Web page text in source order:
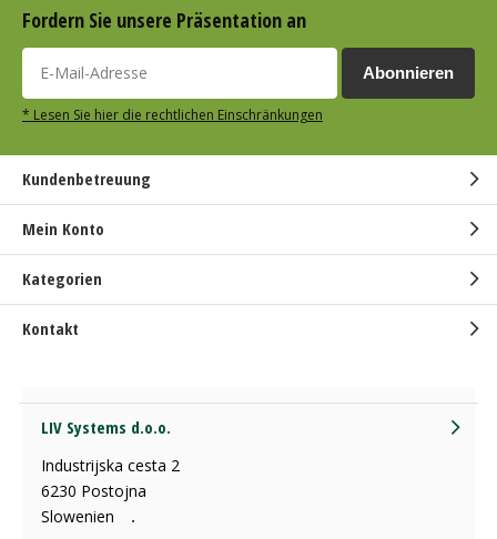
Fordern Sie unsere Präsentation an
Abonnieren
* Lesen Sie hier die rechtlichen Einschränkungen
Kundenbetreuung
Mein Konto
Kategorien
Kontakt
LIV Systems d.o.o.
Industrijska cesta 2
6230 Postojna
Slowenien
.